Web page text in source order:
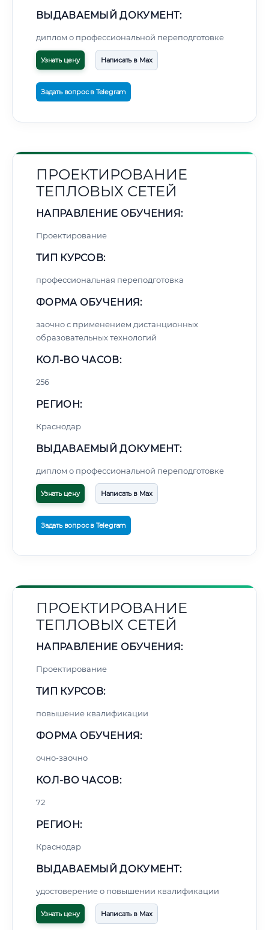
ВЫДАВАЕМЫЙ ДОКУМЕНТ:
диплом о профессиональной переподготовке
Узнать цену Написать в Max
Задать вопрос в Telegram
ПРОЕКТИРОВАНИЕ
ТЕПЛОВЫХ СЕТЕЙ
НАПРАВЛЕНИЕ ОБУЧЕНИЯ:
Проектирование
ТИП КУРСОВ:
профессиональная переподготовка
ФОРМА ОБУЧЕНИЯ:
заочно с применением дистанционных
образовательных технологий
КОЛ-ВО ЧАСОВ:
256
РЕГИОН:
Краснодар
ВЫДАВАЕМЫЙ ДОКУМЕНТ:
диплом о профессиональной переподготовке
Узнать цену Написать в Max
Задать вопрос в Telegram
ПРОЕКТИРОВАНИЕ
ТЕПЛОВЫХ СЕТЕЙ
НАПРАВЛЕНИЕ ОБУЧЕНИЯ:
Проектирование
ТИП КУРСОВ:
повышение квалификации
ФОРМА ОБУЧЕНИЯ:
очно-заочно
КОЛ-ВО ЧАСОВ:
72
РЕГИОН:
Краснодар
ВЫДАВАЕМЫЙ ДОКУМЕНТ:
удостоверение о повышении квалификации
Узнать цену Написать в Max